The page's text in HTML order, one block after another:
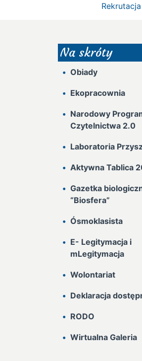
Rekrutacja
Na skróty
Obiady
Ekopracownia
Narodowy
Czytelnictwa 2.0
Laboratoria
Aktywna Tablica
Gazetka
“Biosfera”
Ósmoklasista
E- Legitymacja i
mLegitymacja
Wolontariat
Deklaracja
RODO
Wirtualna Galeria